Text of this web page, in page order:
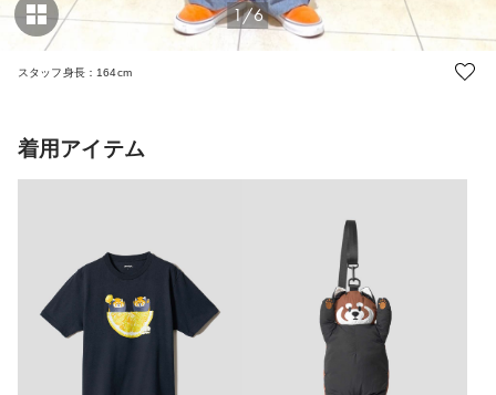
1/6
スタッフ身長：164cm
着用アイテム